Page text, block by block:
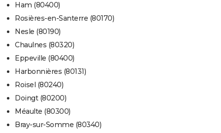
Ham (80400)
Rosières-en-Santerre (80170)
Nesle (80190)
Chaulnes (80320)
Eppeville (80400)
Harbonnières (80131)
Roisel (80240)
Doingt (80200)
Méaulte (80300)
Bray-sur-Somme (80340)